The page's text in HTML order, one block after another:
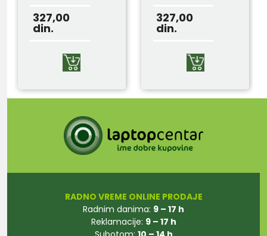
327,00
din.
327,00
din.
RADNO VREME ONLINE PRODAJE
Radnim danima: 9 – 17 h
Reklamacije: 9 – 17 h